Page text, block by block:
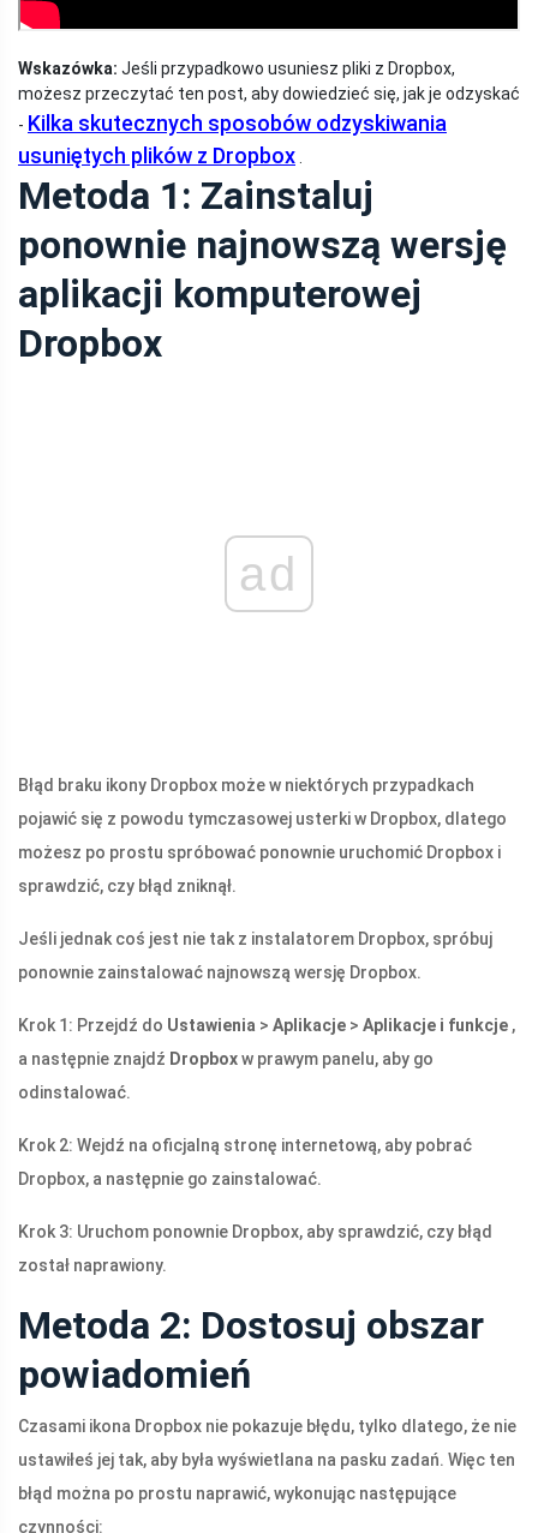
Wskazówka: Jeśli przypadkowo usuniesz pliki z Dropbox,
możesz przeczytać ten post, aby dowiedzieć się, jak je odzyskać
- Kilka skutecznych sposobów odzyskiwania
usuniętych plików z Dropbox.
Metoda 1: Zainstaluj
ponownie najnowszą wersję
aplikacji komputerowej
Dropbox
ad
Błąd braku ikony Dropbox może w niektórych przypadkach
pojawić się z powodu tymczasowej usterki w Dropbox, dlatego
możesz po prostu spróbować ponownie uruchomić Dropbox i
sprawdzić, czy błąd zniknął.
Jeśli jednak coś jest nie tak z instalatorem Dropbox, spróbuj
ponownie zainstalować najnowszą wersję Dropbox.
Krok 1: Przejdź do Ustawienia > Aplikacje > Aplikacje i funkcje ,
a następnie znajdź Dropboxw prawym panelu, aby go
odinstalować.
Krok 2: Wejdź na oficjalną stronę internetową, aby pobrać
Dropbox, a następnie go zainstalować.
Krok 3: Uruchom ponownie Dropbox, aby sprawdzić, czy błąd
został naprawiony.
Metoda 2: Dostosuj obszar
powiadomień
Czasami ikona Dropbox nie pokazuje błędu, tylko dlatego, że nie
ustawiłeś jej tak, aby była wyświetlana na pasku zadań. Więc ten
błąd można po prostu naprawić, wykonując następujące
czynności: